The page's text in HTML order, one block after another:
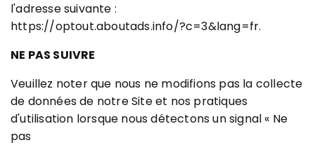
l'adresse suivante :
https://optout.aboutads.info/?c=3&lang=fr.
NE PAS SUIVRE
Veuillez noter que nous ne modifions pas la collecte
de données de notre Site et nos pratiques
d'utilisation lorsque nous détectons un signal « Ne
pas